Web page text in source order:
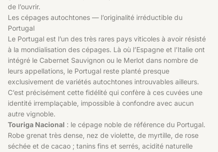
de l’ouvrir.
Les cépages autochtones — l’originalité irréductible du
Portugal
Le Portugal est l’un des très rares pays viticoles à avoir résisté
à la mondialisation des cépages. Là où l’Espagne et l’Italie ont
intégré le Cabernet Sauvignon ou le Merlot dans nombre de
leurs appellations, le Portugal reste planté presque
exclusivement de variétés autochtones introuvables ailleurs.
C’est précisément cette fidélité qui confère à ces cuvées une
identité irremplaçable, impossible à confondre avec aucun
autre vignoble.
Touriga Nacional : le cépage noble de référence du Portugal.
Robe grenat très dense, nez de violette, de myrtille, de rose
séchée et de cacao ; tanins fins et serrés, acidité naturelle